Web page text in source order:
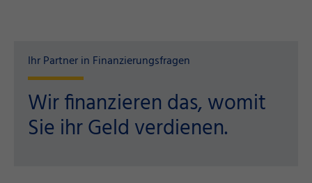
Ihr Partner in Finanzierungsfragen
Wir finanzieren das, womit
Sie ihr Geld verdienen.